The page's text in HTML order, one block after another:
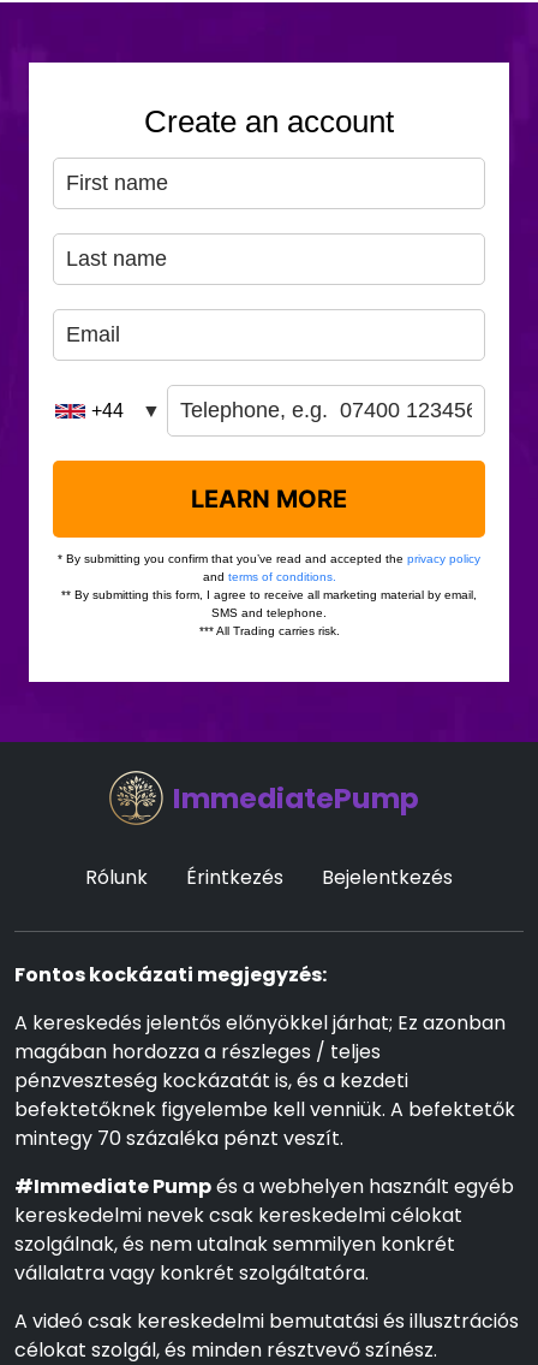
ImmediatePump
Rólunk Érintkezés Bejelentkezés
Fontos kockázati megjegyzés:
A kereskedés jelentős előnyökkel járhat; Ez azonban
magában hordozza a részleges / teljes
pénzveszteség kockázatát is, és a kezdeti
befektetőknek figyelembe kell venniük. A befektetők
mintegy 70 százaléka pénzt veszít.
#Immediate Pumpés a webhelyen használt egyéb
kereskedelmi nevek csak kereskedelmi célokat
szolgálnak, és nem utalnak semmilyen konkrét
vállalatra vagy konkrét szolgáltatóra.
A videó csak kereskedelmi bemutatási és illusztrációs
célokat szolgál, és minden résztvevő színész.